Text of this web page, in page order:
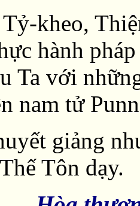
kheo,
hành
Ta với
nam tử
giảng
Tôn dạy.